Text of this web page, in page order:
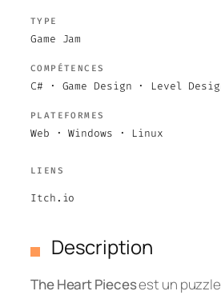
TYPE
Game Jam
COMPÉTENCES
C# · Game Design · Level
PLATEFORMES
Web · Windows · Linux
LIENS
Itch.io
Description
The Heart Piecesest un